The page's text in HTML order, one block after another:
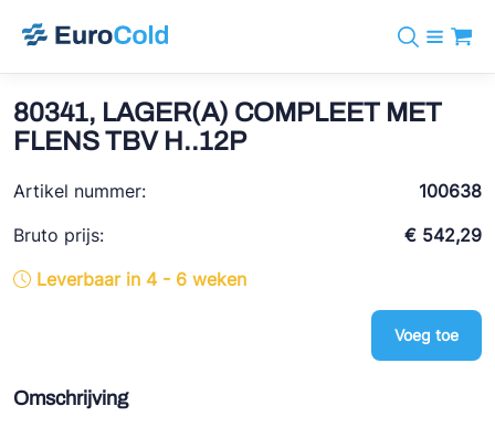
info@eurocold.nl
Merken
BOCK
REFFLEX®
Koudemiddelen
Diensten
Nieuws
Over ons
80341, LAGER(A) COMPLEET MET
FLENS TBV H..12P
Artikel nummer:
100638
Bruto prijs:
€ 542,29
Leverbaar in 4 - 6 weken
Voeg toe
Omschrijving